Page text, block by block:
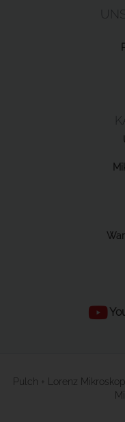
Pulch + Lorenz